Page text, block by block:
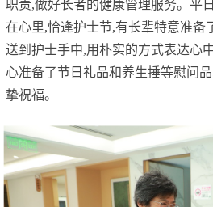
职责,做好长者的健康管理服务。平
在心里,恰逢护士节,有长辈特意准备
送到护士手中,用朴实的方式表达心
心准备了节日礼品和养生捶等慰问
挚祝福。